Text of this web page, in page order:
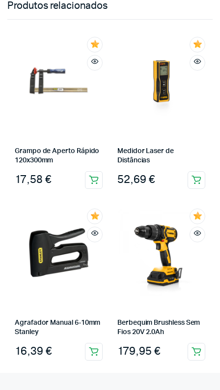
Produtos relacionados
Grampo de Aperto Rápido
120x300mm
17,58 €
Medidor Laser de
Distâncias
52,69 €
Agrafador Manual 6-10mm
Stanley
16,39 €
Berbequim Brushless Sem
Fios 20V 2.0Ah
179,95 €